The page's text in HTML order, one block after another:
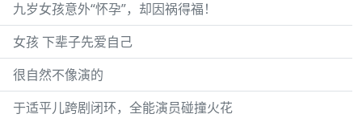
九岁女孩意外“怀孕”，却因祸得福！
女孩 下辈子先爱自己
很自然不像演的
于适平儿跨剧闭环，全能演员碰撞火花